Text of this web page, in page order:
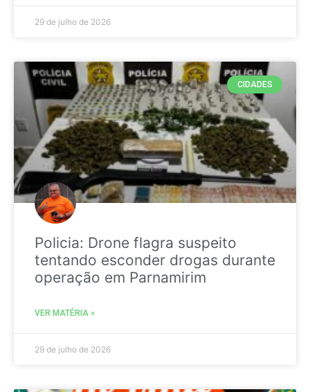
29 de julho de 2026
CIDADES
Policia: Drone flagra suspeito
tentando esconder drogas durante
operação em Parnamirim
VER MATÉRIA »
29 de julho de 2026